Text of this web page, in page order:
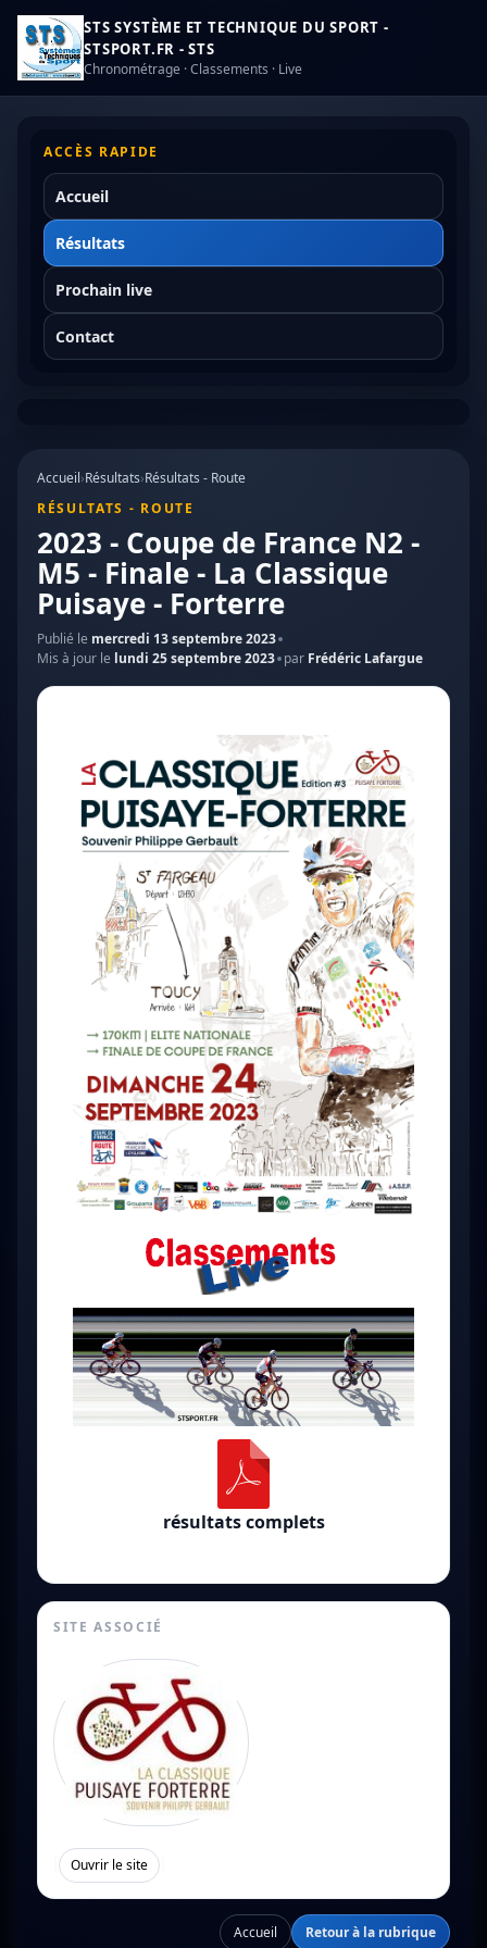
STS SYSTÈME ET TECHNIQUE DU SPORT -
STSPORT.FR - STS
Chronométrage · Classements · Live
ACCÈS RAPIDE
Accueil
Résultats
Prochain live
Contact
Accueil›Résultats›Résultats - Route
RÉSULTATS - ROUTE
2023 - Coupe de France N2 -
M5 - Finale - La Classique
Puisaye - Forterre
Publié le mercredi 13 septembre 2023
Mis à jour le lundi 25 septembre 2023 par Frédéric Lafargue
résultats complets
SITE ASSOCIÉ
Ouvrir le site
Accueil Retour à la rubrique